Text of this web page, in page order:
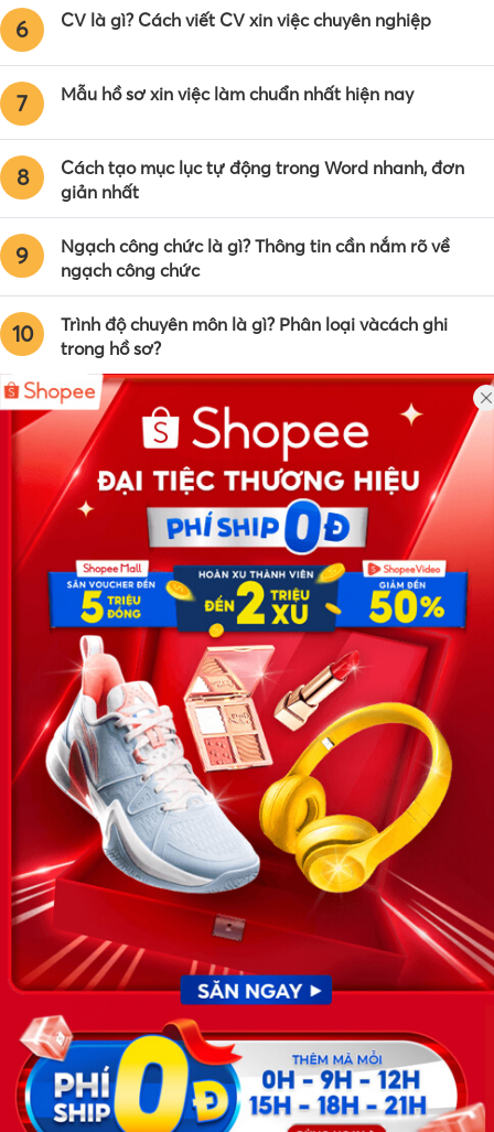
6 CV là gì? Cách viết CV xin việc chuyên nghiệp
7 Mẫu hồ sơ xin việc làm chuẩn nhất hiện nay
8
Cách tạo mục lục tự động trong Word nhanh, đơn
giản nhất
9
Ngạch công chức là gì? Thông tin cần nắm rõ về
ngạch công chức
10
Trình độ chuyên môn là gì? Phân loại vàcách ghi
trong hồ sơ?
Công ty TNHH Eyeplus Online
Địa chỉ: Số 81, ngõ 68, đường Cầu Giấy, Tổ 05, Phường Quan
Hoa, Quận Cầu Giấy, TP Hà Nội, Việt Nam
SĐT: 0981 448 766
Email:
hotro@timviec.com.vn
VỀ CHÚNG TÔI
News.timviec.com.vn là website cung cấp thông tin liên quan đến
nhân sự, nghề nghiệp do Timviec.com.vn vận hành nhằm giúp
doanh nghiệp, nhân sự tuyển dụng, người đi làm, người tìm việc
cập nhật thông tin và đáp ứng được mong muốn của mình.
KẾT NỐI
Giấy phép hoạt động dịch vụ
việc làm số 54/2019/SLĐTBXH-
GP do Sở lao động thương
binh và xã hội cấp ngày 30
tháng 12 năm 2019.